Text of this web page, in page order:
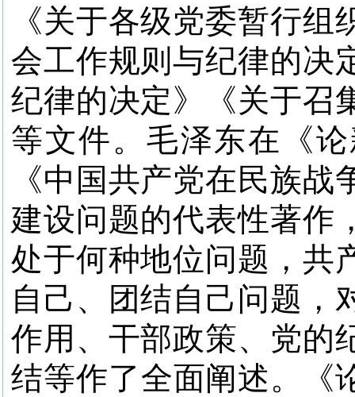
《关于各级党委暂行
会工作规则与纪律的决
纪律的决定》《关于召
等文件。毛泽东在《
《中国共产党在民族
建设问题的代表性著作
处于何种地位问题，共
自己、团结自己问题，
作用、干部政策、党的
结等作了全面阐述。《